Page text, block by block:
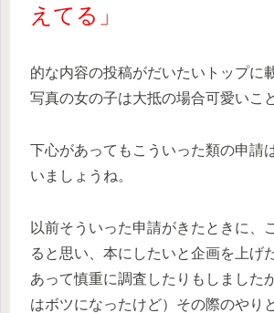
えてる」
的な内容の投稿がだいたいトップに
写真の女の子は大抵の場合可愛いこ
下心があってもこういった類の申請
いましょうね。
以前そういった申請がきたときに、
ると思い、本にしたいと企画を上げ
あって慎重に調査したりもしました
はボツになったけど）その際のやり